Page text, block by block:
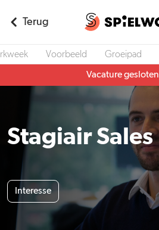
Terug
Voorbeeld Groeipad
Vacature gesloten
Stagiair Sales
Interesse